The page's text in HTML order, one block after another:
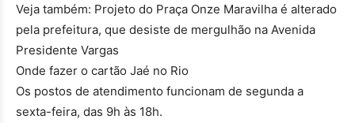
Veja também: Projeto do Praça Onze Maravilha é alterado
pela prefeitura, que desiste de mergulhão na Avenida
Presidente Vargas
Onde fazer o cartão Jaé no Rio
Os postos de atendimento funcionam de segunda a
sexta-feira, das 9h às 18h.